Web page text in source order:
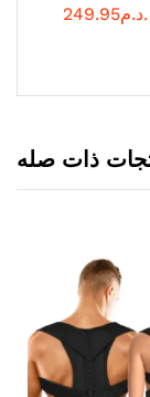
249.95 د.م.
ذات صله